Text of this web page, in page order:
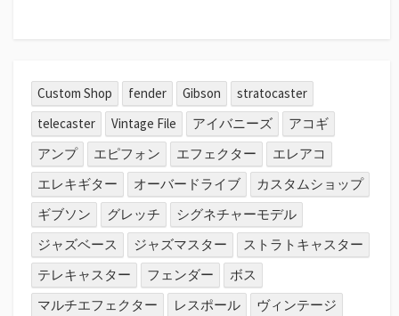
Custom Shop fender Gibson
stratocaster
telecaster
Vintage File アイバニーズ
アコギ
アンプ
エピフォン エフェクター
エレアコ
エレキギター
オーバードライブ
カスタムショップ
ギブソン
グレッチ
シグネチャーモデル
ジャズベース
ジャズマスター
ストラトキャスター
テレキャスター
フェンダー
ボス
マルチエフェクター
レスポール
ヴィンテージ